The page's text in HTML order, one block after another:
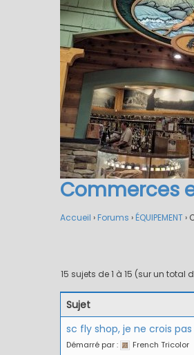
Commerces
Accueil › Forums › ÉQUIPEMENT›
15 sujets de 1 à 15 (sur un total
Sujet
sc fly shop, je ne crois
Démarré par : French Tricolor